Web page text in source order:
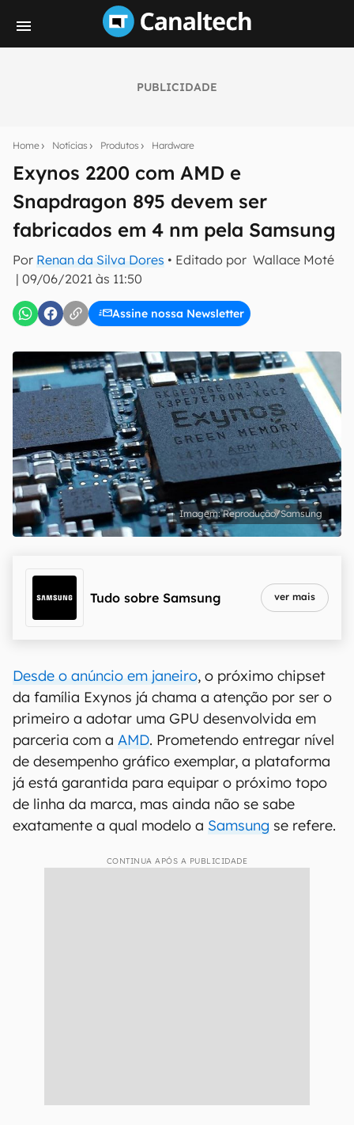
PUBLICIDADE
Home Notícias Produtos Hardware
Exynos 2200 com AMD e
Snapdragon 895 devem ser
fabricados em 4 nm pela Samsung
Por Renan da Silva Dores • Editado por Wallace Moté
| 09/06/2021 às 11:50
Assine nossa Newsletter
notícias e reviews sobre tecnologia em primeira
E-mail
inscreva-se
Confirmo que li, aceito e concordo com os Termos de
Uso e Política de Privacidade do Canaltech.
Reprodução/Samsung
Tudo sobre Samsung ver mais
Desde o anúncio em janeiro, o próximo chipset
da família Exynos já chama a atenção por ser o
primeiro a adotar uma GPU desenvolvida em
parceria com a AMD. Prometendo entregar nível
de desempenho gráfico exemplar, a plataforma
já está garantida para equipar o próximo topo
de linha da marca, mas ainda não se sabe
exatamente a qual modelo a Samsung se refere.
CONTINUA APÓS A PUBLICIDADE